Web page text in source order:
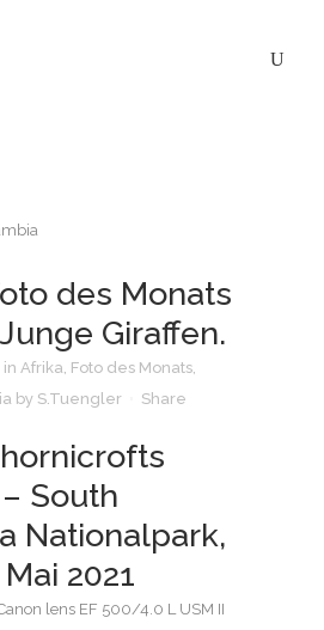
des Monats
Giraffen.
in Afrika, Foto des Monats,
by S.Tuengler Share
South
Nationalpark,
2021
lens EF 500/4.0 L USM II